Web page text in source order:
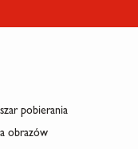
pobierania
obrazów